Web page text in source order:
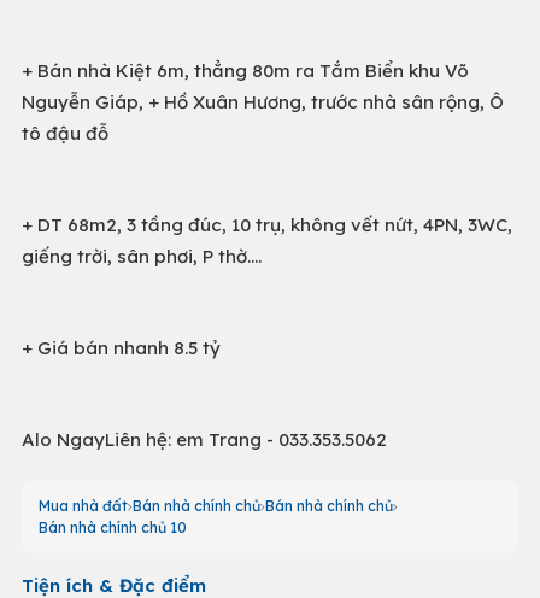
+ Bán nhà Kiệt 6m, thẳng 80m ra Tắm Biển khu Võ
Nguyễn Giáp, + Hồ Xuân Hương, trước nhà sân rộng, Ô
tô đậu đỗ
+ DT 68m2, 3 tầng đúc, 10 trụ, không vết nứt, 4PN, 3WC,
giếng trời, sân phơi, P thờ….
+ Giá bán nhanh 8.5 tỷ
Alo NgayLiên hệ: em Trang - 033.353.5062
Mua nhà đất Bán nhà chính chủ Bán nhà chính chủ
Bán nhà chính chủ 10
Tiện ích & Đặc điểm